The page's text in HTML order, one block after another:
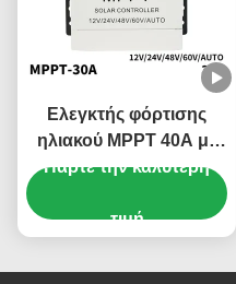
Ελεγκτής φόρτισης
ηλιακού MPPT 40A με
είσοδο PV 180V και
πολλαπλών μπαταριών
Πάρτε την καλύτερη
τιμή